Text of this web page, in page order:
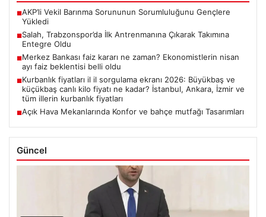
■AKP’li Vekil Barınma Sorununun Sorumluluğunu Gençlere
Yükledi
■Salah, Trabzonspor’da İlk Antrenmanına Çıkarak Takımına
Entegre Oldu
■Merkez Bankası faiz kararı ne zaman? Ekonomistlerin nisan
ayı faiz beklentisi belli oldu
■Kurbanlık fiyatları il il sorgulama ekranı 2026: Büyükbaş ve
küçükbaş canlı kilo fiyatı ne kadar? İstanbul, Ankara, İzmir ve
tüm illerin kurbanlık fiyatları
■Açık Hava Mekanlarında Konfor ve bahçe mutfağı Tasarımları
Güncel